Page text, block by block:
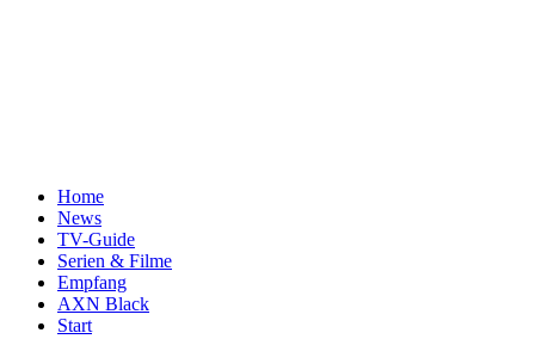
Home
News
TV-Guide
Serien & Filme
Empfang
AXN Black
Start